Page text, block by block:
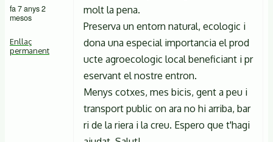
fa 7 anys 2
mesos
Enllaç
permanent
molt la pena.
Preserva un entorn natural, ecologic i
dona una especial importancia el prod
ucte agroecologic local beneficiant i pr
eservant el nostre entron.
Menys cotxes, mes bicis, gent a peu i
transport public on ara no hi arriba, bar
ri de la riera i la creu. Espero que t'hagi